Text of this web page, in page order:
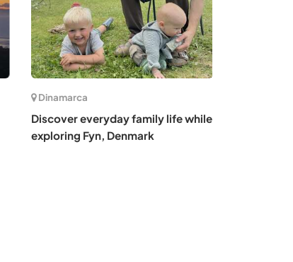
Dinamarca
Discover everyday family life while
exploring Fyn, Denmark